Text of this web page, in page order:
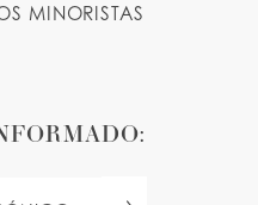
MINORISTAS